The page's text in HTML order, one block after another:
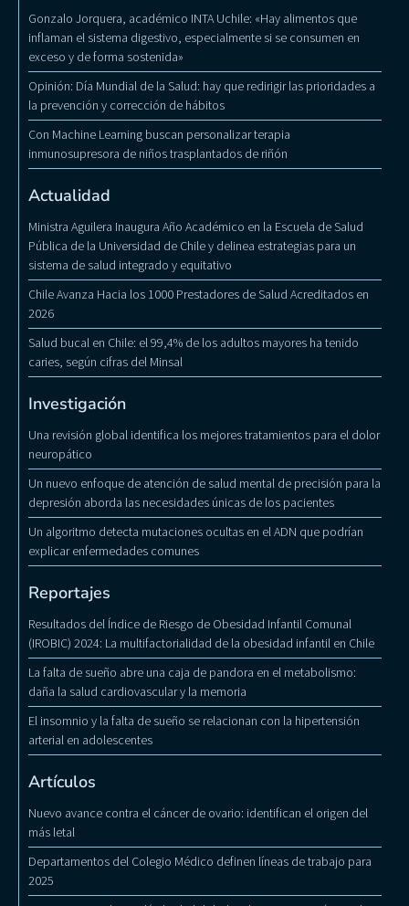
Gonzalo Jorquera, académico INTA Uchile: «Hay alimentos que
inflaman el sistema digestivo, especialmente si se consumen en
exceso y de forma sostenida»
Opinión: Día Mundial de la Salud: hay que redirigir las prioridades a
la prevención y corrección de hábitos
Con Machine Learning buscan personalizar terapia
inmunosupresora de niños trasplantados de riñón
Actualidad
Ministra Aguilera Inaugura Año Académico en la Escuela de Salud
Pública de la Universidad de Chile y delinea estrategias para un
sistema de salud integrado y equitativo
Chile Avanza Hacia los 1000 Prestadores de Salud Acreditados en
2026
Salud bucal en Chile: el 99,4% de los adultos mayores ha tenido
caries, según cifras del Minsal
Investigación
Una revisión global identifica los mejores tratamientos para el dolor
neuropático
Un nuevo enfoque de atención de salud mental de precisión para la
depresión aborda las necesidades únicas de los pacientes
Un algoritmo detecta mutaciones ocultas en el ADN que podrían
explicar enfermedades comunes
Reportajes
Resultados del Índice de Riesgo de Obesidad Infantil Comunal
(IROBIC) 2024: La multifactorialidad de la obesidad infantil en Chile
La falta de sueño abre una caja de pandora en el metabolismo:
daña la salud cardiovascular y la memoria
El insomnio y la falta de sueño se relacionan con la hipertensión
arterial en adolescentes
Artículos
Nuevo avance contra el cáncer de ovario: identifican el origen del
más letal
Departamentos del Colegio Médico definen líneas de trabajo para
2025